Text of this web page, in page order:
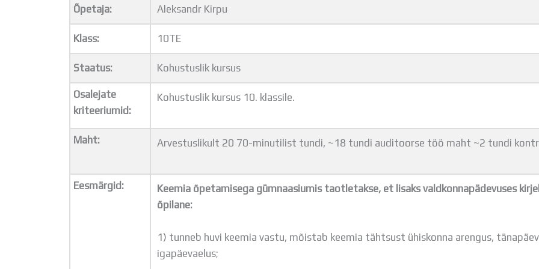
Õpetaja: Aleksandr Kirpu
Klass: 10TE
Staatus: Kohustuslik kursus
Osalejate
kriteeriumid:
Kohustuslik kursus 10. klassile.
Maht: Arvestuslikult 20 70-minutilist tundi, ~18 tundi auditoorse töö maht ~2 tundi
Eesmärgid:
Keemia õpetamisega gümnaasiumis taotletakse, et lisaks valdkonnapädevuses
õpilane:
1) tunneb huvi keemia vastu, mõistab keemia tähtsust ühiskonna arengus,
igapäevaelus;